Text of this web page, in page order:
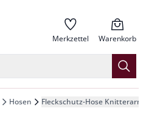
Merkzettel Warenkorb
Hosen Fleckschutz-Hose Knitterarm